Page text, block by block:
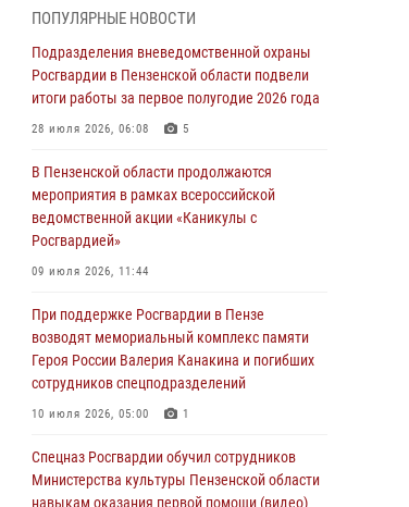
маскировавшейся под реабилитационный
центр (видео)
04 августа 2026, 07:05 4 1
В Управлении Росгвардии по Пензенской
полугодие 2026 года
04 августа 2026, 06:08
Росгвардия обеспечила безопасность
праздничных мероприятий в День ВДВ в
03 августа 2026, 07:14 1
В Пензе сотрудники Росгвардии задержали
мужчину, который криками и нецензурной
бранью напугал жильцов многоквартирного
03 августа 2026, 05:59
ПОПУЛЯРНЫЕ НОВОСТИ
Подразделения вневедомственной охраны
Росгвардии в Пензенской области подвели
итоги работы за первое полугодие 2026 года
28 июля 2026, 06:08 5
В Пензенской области продолжаются
мероприятия в рамках всероссийской
ведомственной акции «Каникулы с
Росгвардией»
09 июля 2026, 11:44
При поддержке Росгвардии в Пензе
возводят мемориальный комплекс памяти
Героя России Валерия Канакина и погибших
сотрудников спецподразделений
10 июля 2026, 05:00 1
Спецназ Росгвардии обучил сотрудников
Министерства культуры Пензенской области
навыкам оказания первой помощи (видео)